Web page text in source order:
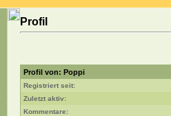
Profil
Profil von: Poppi
Registriert seit:
Zuletzt aktiv:
Kommentare: